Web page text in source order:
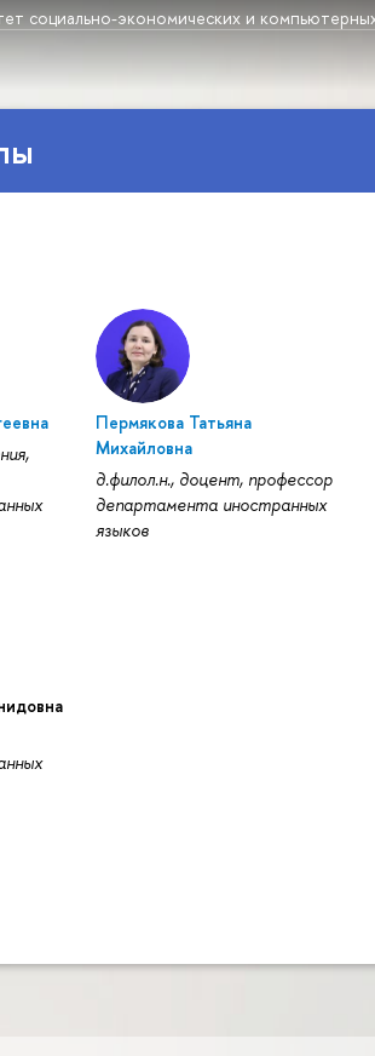
социально-экономических и
Пермякова Татьяна
Михайловна
д.филол.н., доцент, профессор
департамента иностранных
языков